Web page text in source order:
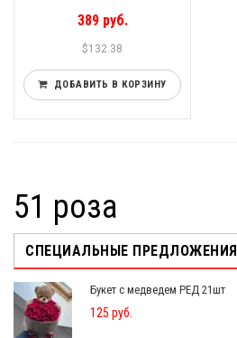
389 руб.
$132.38
ДОБАВИТЬ В КОРЗИНУ
51 роза
СПЕЦИАЛЬНЫЕ ПРЕДЛОЖЕНИЯ
Букет с медведем РЕД 21шт
125 руб.